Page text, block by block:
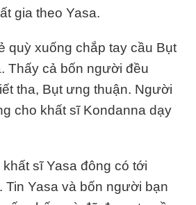
gia theo Yasa.
quỳ xuống chắp tay cầu Bụt
Thấy cả bốn người đều
tha, Bụt ưng thuận. Người
cho khất sĩ Kondanna dạy
sĩ Yasa đông có tới
Tin Yasa và bốn người bạn